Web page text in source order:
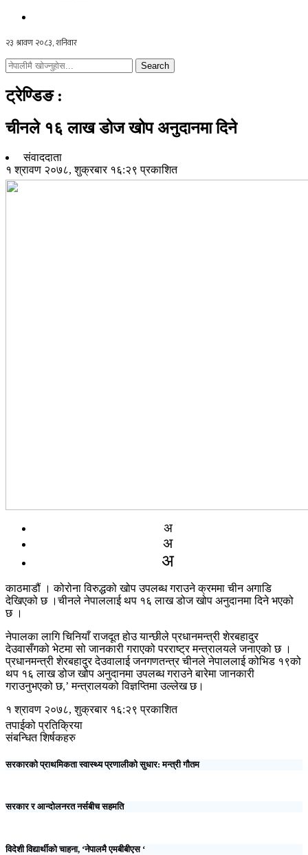
Search
ट्रेण्डिङ :
चीनले १६ लाख डोज खोप अनुदानमा दिने
संवाददाता
१ श्रावण २०७८, शुक्रबार १६:२९ प्रकाशित
अ
अ
अ
काठमाडौं । कोरोना विरुद्धको खोप उपलब्ध गराउने क्रममा चीन अगाडि
देखिएको छ ।चीनले नेपाललाई थप १६ लाख डोज खोप अनुदानमा दिने भएको
छ ।
नेपालका लागि चिनियाँ राजदूत होउ यान्छीले प्रधानमन्त्री शेरबहादुर
देउवासँगको भेटमा सो जानकारी गराएको परराष्ट्र मन्त्रालयले जनाएको छ ।
प्रधानमन्त्री शेरबहादुर देउवालाई जनगणतन्त्र चीनले नेपाललाई कोभिड १९को
थप १६ लाख डोज खोप अनुदानमा उपलब्ध गराउने बारेमा जानकारी
गराउनुभएको छ,’ मन्त्रालयको विज्ञप्तिमा उल्लेख छ।
१ श्रावण २०७८, शुक्रबार १६:२९ प्रकाशित
तपाईको प्रतिक्रिया
संबन्धित शिर्षकहरु
सरकारको प्राथमिकता स्वास्थ्य प्रणालीको सुधार: मन्त्री गौतम
सरकार र आन्दोलनरत नर्सबीच सहमति
विदेशी विद्यार्थीको चाहना, ‘नेपालमै एमबीबीएस ‘